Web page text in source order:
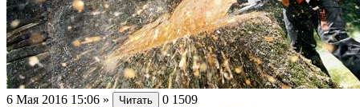
6 Мая 2016 15:06 » Читать 0 1509